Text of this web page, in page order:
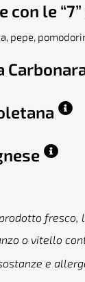
con le “7”
pepe,
fresco,
o vitello
e